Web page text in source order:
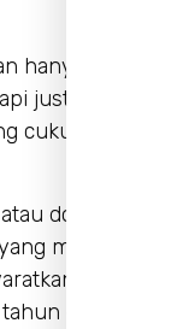
hanya
justru
cukup
double
membuka
di bidang